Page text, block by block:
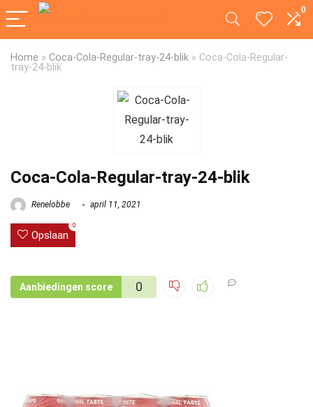
0
Home » Coca-Cola-Regular-tray-24-blik » Coca-Cola-Regular-
tray-24-blik
Coca-Cola-Regular-tray-24-blik
Renelobbe april 11, 2021
Opslaan
0
Aanbiedingen score 0